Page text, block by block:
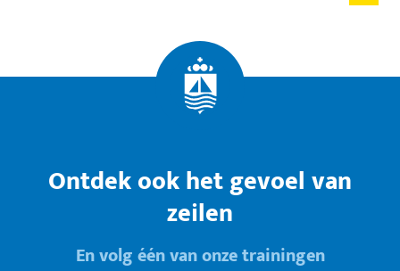
Ontdek ook het gevoel van
zeilen
En volg één van onze trainingen